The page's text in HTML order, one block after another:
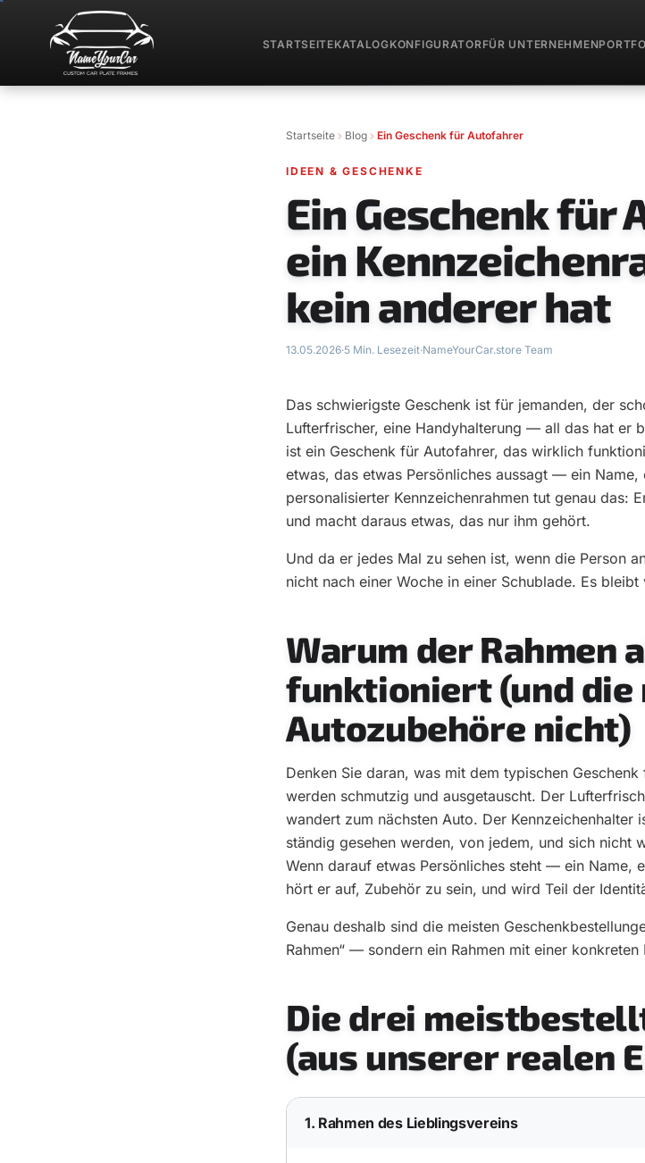
STARTSEITEKATALOGKONFIGURATOR FÜR UNTERNEHMEN
Startseite Blog Ein Geschenk für Autofahrer
IDEEN & GESCHENKE
Ein Geschenk für
ein
kein anderer hat
13.05.2026·5 Min. Lesezeit·NameYourCar.store Team
Das schwierigste Geschenk ist für jemanden, der
Lufterfrischer, eine Handyhalterung — all das hat er
ist ein Geschenk für Autofahrer, das wirklich
etwas, das etwas Persönliches aussagt — ein
personalisierter Kennzeichenrahmen tut genau das:
und macht daraus etwas, das nur ihm gehört.
Und da er jedes Mal zu sehen ist, wenn die Person
nicht nach einer Woche in einer Schublade. Es
Warum der Rahmen
funktioniert (und die
Autozubehöre nicht)
Denken Sie daran, was mit dem typischen
werden schmutzig und ausgetauscht. Der
wandert zum nächsten Auto. Der Kennzeichenhalter
ständig gesehen werden, von jedem, und sich nicht
Wenn darauf etwas Persönliches steht — ein Name,
hört er auf, Zubehör zu sein, und wird Teil der
Genau deshalb sind die meisten
Rahmen“ — sondern ein Rahmen mit einer
Die drei
(aus unserer realen
1. Rahmen des Lieblingsvereins